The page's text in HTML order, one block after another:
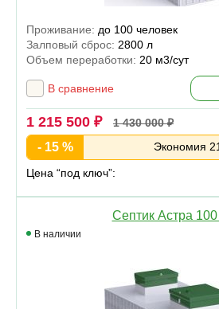
Проживание: до 100 человек
Залповый сброс: 2800 л
Объем переработки: 20 м3/сут
В сравнение
1 215 500 ₽ 1 430 000 ₽
- 15 % Экономия
Цена “под ключ”:
Септик Астра
В наличии